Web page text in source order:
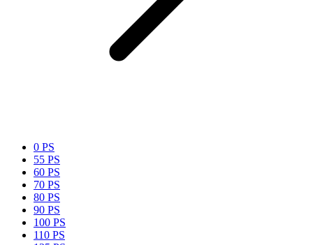
0 PS
55 PS
60 PS
70 PS
80 PS
90 PS
100 PS
110 PS